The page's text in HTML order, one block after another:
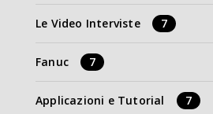
Le Video Interviste 7
Fanuc 7
Applicazioni e Tutorial 7